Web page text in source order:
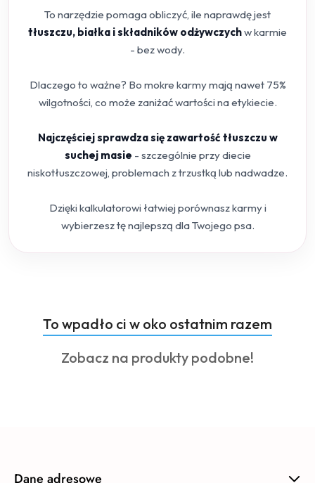
To narzędzie pomaga obliczyć, ile naprawdę jest
tłuszczu, białka i składników odżywczychw karmie
- bez wody.
Dlaczego to ważne? Bo mokre karmy mają nawet 75%
wilgotności, co może zaniżać wartości na etykiecie.
Najczęściej sprawdza się zawartość tłuszczu w
suchej masie - szczególnie przy diecie
niskotłuszczowej, problemach z trzustką lub nadwadze.
Dzięki kalkulatorowi łatwiej porównasz karmy i
wybierzesz tę najlepszą dla Twojego psa.
Pomiń karuzelę produktów
Produkty
o
statusie:
To wpadło ci w oko ostatnim razem
Produkty
Zobacz na produkty podobne!
Dane adresowe